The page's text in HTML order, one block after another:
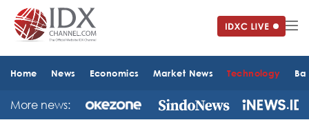
Home News Economics Market News Technology
More news: